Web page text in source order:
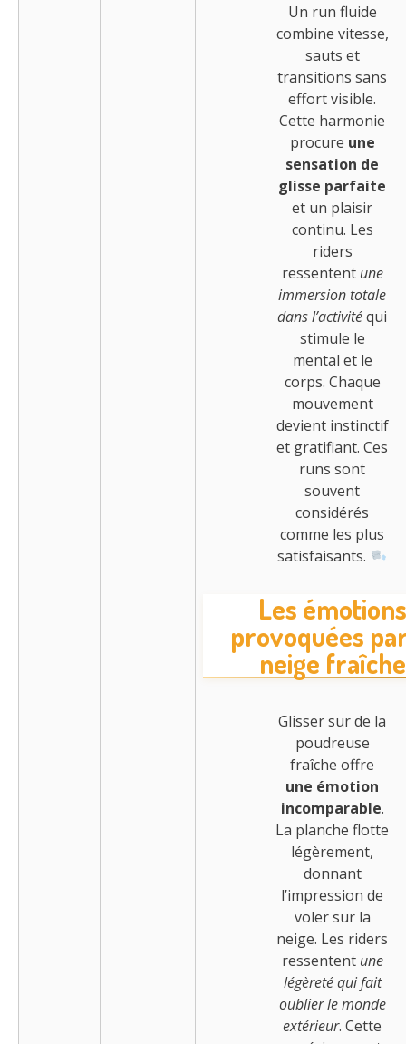
Un run fluide
combine vitesse,
sauts et
transitions sans
effort visible.
Cette harmonie
procure une
sensation de
glisse parfaite
et un plaisir
continu. Les
riders
ressentent une
immersion totale
dans l’activitéqui
stimule le
mental et le
corps. Chaque
mouvement
devient instinctif
et gratifiant. Ces
runs sont
souvent
considérés
comme les plus
satisfaisants.
Les émotions
provoquées
neige fraîche
Glisser sur de la
poudreuse
fraîche offre
une émotion
incomparable.
La planche flotte
légèrement,
donnant
l’impression de
voler sur la
neige. Les riders
ressentent une
légèreté qui fait
oublier le monde
extérieur. Cette